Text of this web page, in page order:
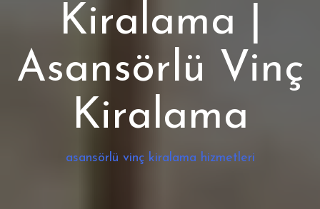
Kiralama |
Asansörlü Vinç
Kiralama
asansörlü vinç kiralama hizmetleri